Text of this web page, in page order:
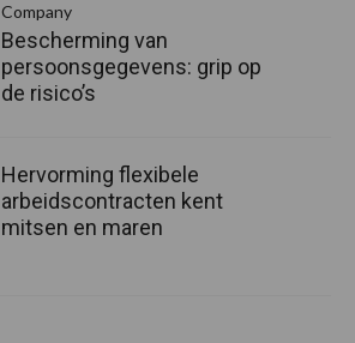
Company
Bescherming van
persoonsgegevens: grip op
de risico’s
Hervorming flexibele
arbeidscontracten kent
mitsen en maren